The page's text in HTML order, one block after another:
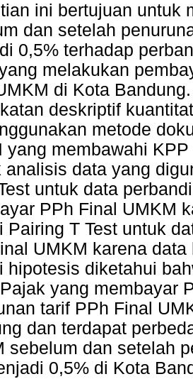
ini bertujuan untuk
dan setelah
0,5% terhadap
melakukan
di Kota
deskriptif
metode
yang membawahi
analisis data yang
untuk data
PPh Final UMKM
Pairing T Test untuk
UMKM karena
hipotesis diketahui
yang membayar
tarif PPh Final
dan terdapat
sebelum dan setelah
0,5% di Kota